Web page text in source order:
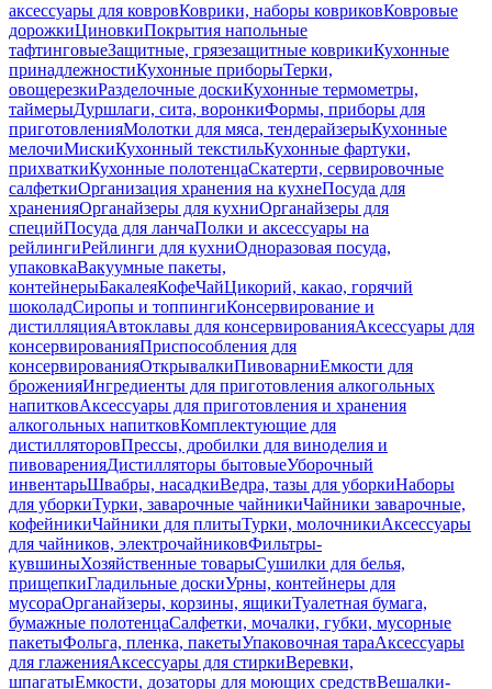
аксессуары для ковровКоврики, наборы ковриковКовровые
дорожкиЦиновкиПокрытия напольные
тафтинговыеЗащитные, грязезащитные коврикиКухонные
принадлежностиКухонные приборыТерки,
овощерезкиРазделочные доскиКухонные термометры,
таймерыДуршлаги, сита, воронкиФормы, приборы для
приготовленияМолотки для мяса, тендерайзерыКухонные
мелочиМискиКухонный текстильКухонные фартуки,
прихваткиКухонные полотенцаСкатерти, сервировочные
салфеткиОрганизация хранения на кухнеПосуда для
храненияОрганайзеры для кухниОрганайзеры для
специйПосуда для ланчаПолки и аксессуары на
рейлингиРейлинги для кухниОдноразовая посуда,
упаковкаВакуумные пакеты,
контейнерыБакалеяКофеЧайЦикорий, какао, горячий
шоколадСиропы и топпингиКонсервирование и
дистилляцияАвтоклавы для консервированияАксессуары для
консервированияПриспособления для
консервированияОткрывалкиПивоварниЕмкости для
броженияИнгредиенты для приготовления алкогольных
напитковАксессуары для приготовления и хранения
алкогольных напитковКомплектующие для
дистилляторовПрессы, дробилки для виноделия и
пивоваренияДистилляторы бытовыеУборочный
инвентарьШвабры, насадкиВедра, тазы для уборкиНаборы
для уборкиТурки, заварочные чайникиЧайники заварочные,
кофейникиЧайники для плитыТурки, молочникиАксессуары
для чайников, электрочайниковФильтры-
кувшиныХозяйственные товарыСушилки для белья,
прищепкиГладильные доскиУрны, контейнеры для
мусораОрганайзеры, корзины, ящикиТуалетная бумага,
бумажные полотенцаСалфетки, мочалки, губки, мусорные
пакетыФольга, пленка, пакетыУпаковочная тараАксессуары
для глаженияАксессуары для стиркиВеревки,
шпагатыЕмкости, дозаторы для моющих средствВешалки-